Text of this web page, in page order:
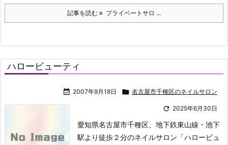
記事を読む プライベートサロ ...
ハロービューティ
 2007年9月18日  名古屋市千種区のネイルサロン
 2025年6月30日
愛知県名古屋市千種区、地下鉄東山線・池下
駅より徒歩２分のネイルサロン「ハロービュ